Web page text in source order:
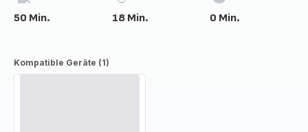
50 Min. 18 Min. 0 Min.
Kompatible Geräte (1)